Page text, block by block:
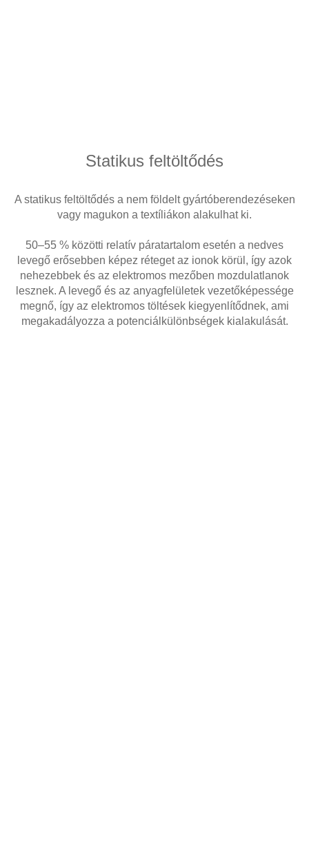
Statikus feltöltődés
A statikus feltöltődés a nem földelt gyártóberendezéseken
vagy magukon a textíliákon alakulhat ki.
50–55 % közötti relatív páratartalom esetén a nedves
levegő erősebben képez réteget az ionok körül, így azok
nehezebbek és az elektromos mezőben mozdulatlanok
lesznek. A levegő és az anyagfelületek vezetőképessége
megnő, így az elektromos töltések kiegyenlítődnek, ami
megakadályozza a potenciálkülönbségek kialakulását.